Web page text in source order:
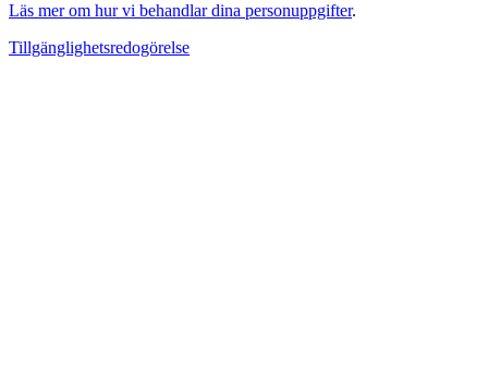
Läs mer om hur vi behandlar dina personuppgifter.
Tillgänglighetsredogörelse